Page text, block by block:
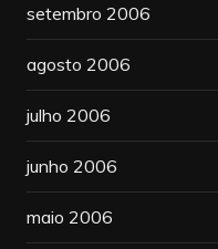
setembro 2006
agosto 2006
julho 2006
junho 2006
maio 2006